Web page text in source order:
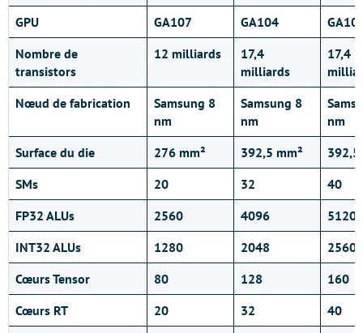
GPU
GA107 GA104
Nombre de
transistors
12 milliards
17,4
milliards
17,4
Nœud de fabrication
Samsung 8
nm
Samsung 8
nm
nm
Surface du die
276 mm² 392,5 mm²
392,5
SMs
20 32
40
FP32 ALUs
2560 4096
5120
INT32 ALUs
1280 2048
2560
Cœurs Tensor
80 128
160
Cœurs RT
20 32
40